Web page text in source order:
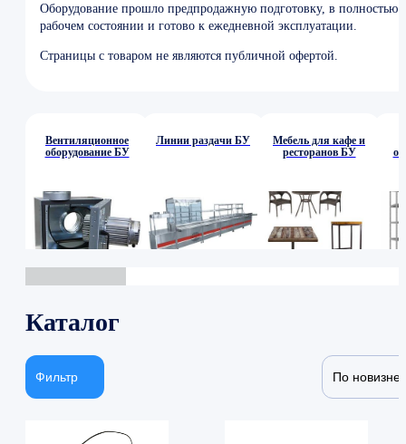
Оборудование прошло предпродажную подготовку, в полностью
рабочем состоянии и готово к ежедневной эксплуатации.
Страницы с товаром не являются публичной офертой.
Вентиляционное
оборудование БУ
Линии раздачи БУ
Мебель для кафе и
ресторанов БУ
Каталог
Фильтр По новизне